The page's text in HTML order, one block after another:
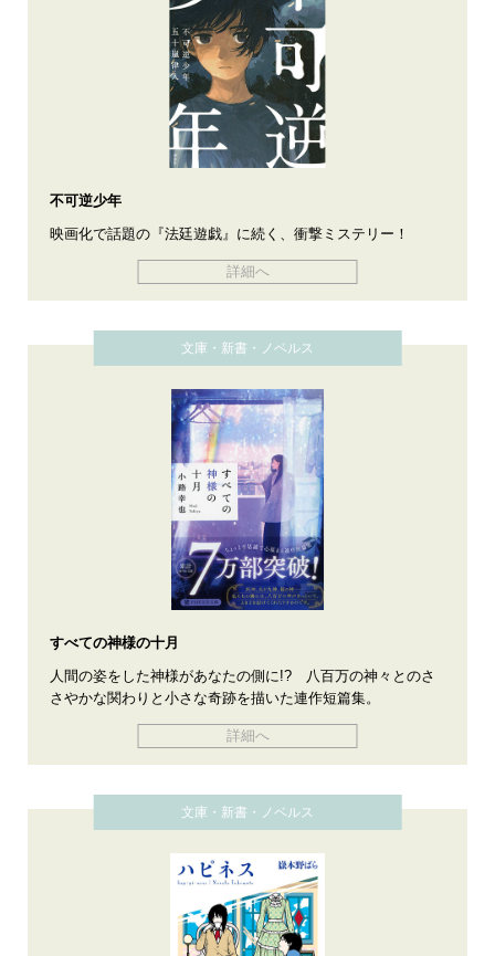
不可逆少年
映画化で話題の『法廷遊戯』に続く、衝撃ミステリー！
詳細へ
文庫・新書・ノベルス
すべての神様の十月
人間の姿をした神様があなたの側に!? 八百万の神々とのさ
さやかな関わりと小さな奇跡を描いた連作短篇集。
詳細へ
文庫・新書・ノベルス